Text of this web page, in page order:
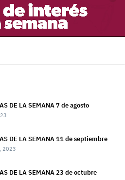
DE LA SEMANA 7 de agosto
DE LA SEMANA 11 de septiembre
2023
DE LA SEMANA 23 de octubre